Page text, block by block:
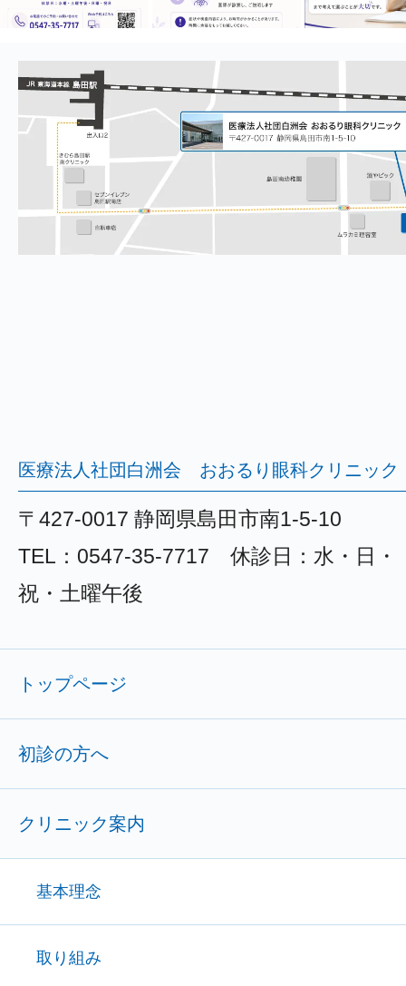
医療法人社団白洲会 おおるり眼科クリニック
〒427-0017 静岡県島田市南1-5-10
TEL：0547-35-7717 休診日：水・日・
祝・土曜午後
トップページ
初診の方へ
クリニック案内
基本理念
取り組み